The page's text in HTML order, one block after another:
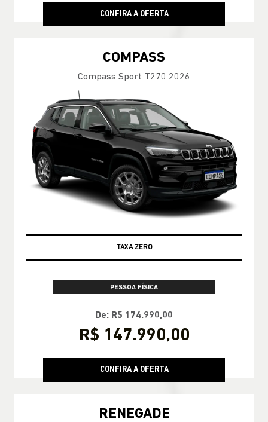
CONFIRA A OFERTA
COMPASS
Compass Sport T270 2026
TAXA ZERO
PESSOA FÍSICA
De: R$ 174.990,00
R$ 147.990,00
CONFIRA A OFERTA
RENEGADE